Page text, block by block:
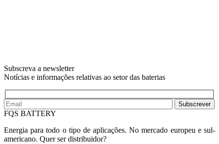
Subscreva a newsletter
Notícias e informações relativas ao setor das baterias
Subscrever
FQS BATTERY
Energia para todo o tipo de aplicações. No mercado europeu e sul-
americano. Quer ser distribuidor?